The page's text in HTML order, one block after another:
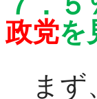
政党を
まず